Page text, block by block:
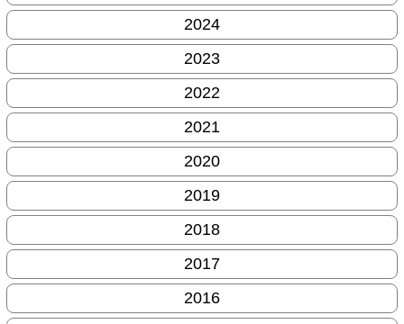
2024
2023
2022
2021
2020
2019
2018
2017
2016